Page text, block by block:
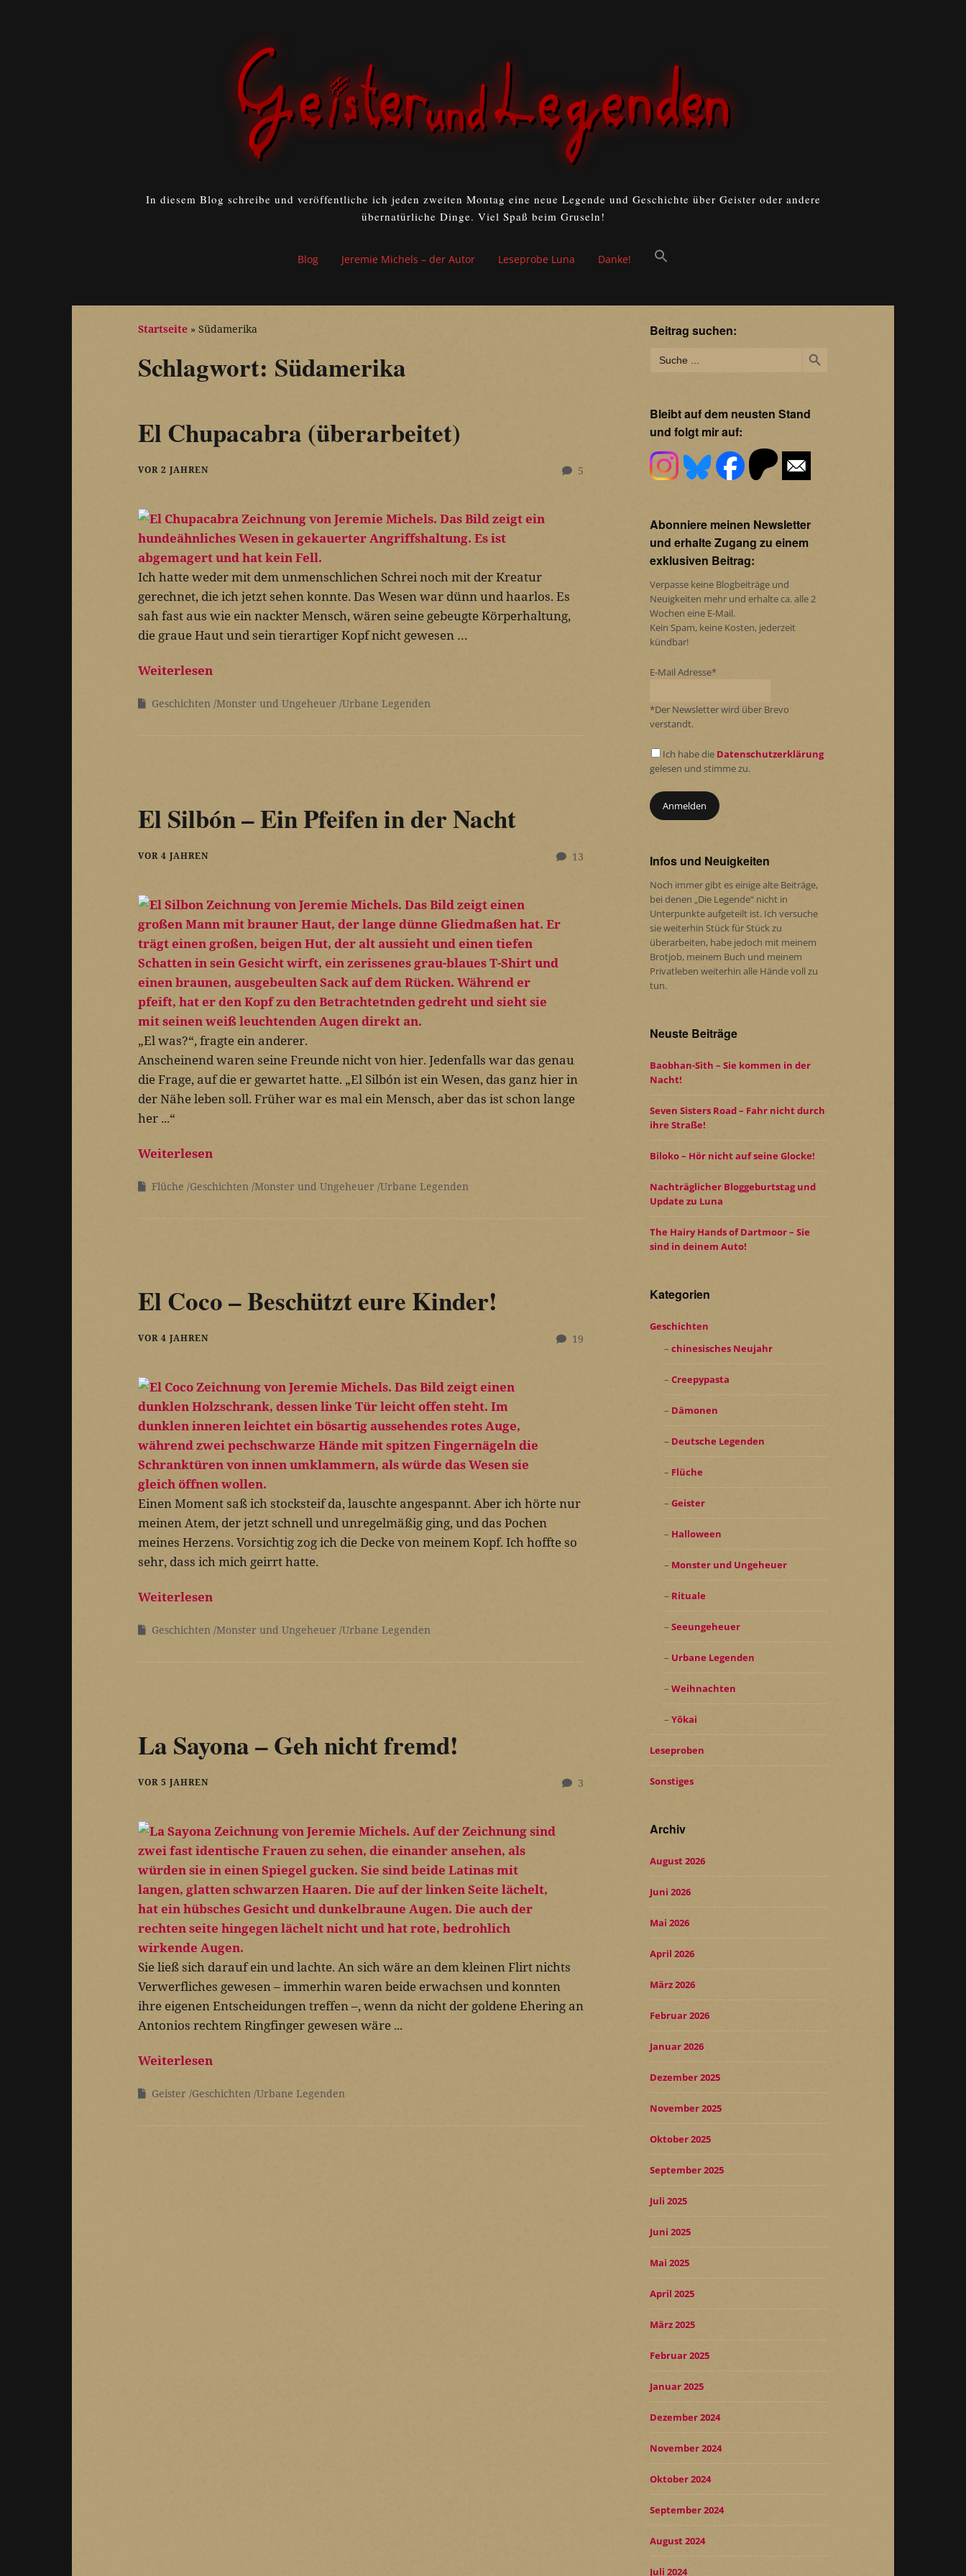
In diesem Blog schreibe und veröffentliche ich jeden zweiten Montag eine neue Legende und Geschichte über Geister oder andere
übernatürliche Dinge. Viel Spaß beim Gruseln!
Blog Jeremie Michels – der Autor Leseprobe Luna Danke!
Startseite » Südamerika
Schlagwort: Südamerika
El Chupacabra (überarbeitet)
5
VOR 2 JAHREN
Ich hatte weder mit dem unmenschlichen Schrei noch mit der Kreatur
gerechnet, die ich jetzt sehen konnte. Das Wesen war dünn und haarlos. Es
sah fast aus wie ein nackter Mensch, wären seine gebeugte Körperhaltung,
die graue Haut und sein tierartiger Kopf nicht gewesen …
Weiterlesen
Geschichten Monster und Ungeheuer Urbane Legenden
El Silbón – Ein Pfeifen in der Nacht
13
VOR 4 JAHREN
„El was?“, fragte ein anderer.
Anscheinend waren seine Freunde nicht von hier. Jedenfalls war das genau
die Frage, auf die er gewartet hatte. „El Silbón ist ein Wesen, das ganz hier in
der Nähe leben soll. Früher war es mal ein Mensch, aber das ist schon lange
her ...“
Weiterlesen
Flüche Geschichten Monster und Ungeheuer Urbane Legenden
El Coco – Beschützt eure Kinder!
19
VOR 4 JAHREN
Einen Moment saß ich stocksteif da, lauschte angespannt. Aber ich hörte nur
meinen Atem, der jetzt schnell und unregelmäßig ging, und das Pochen
meines Herzens. Vorsichtig zog ich die Decke von meinem Kopf. Ich hoffte so
sehr, dass ich mich geirrt hatte.
Weiterlesen
Geschichten Monster und Ungeheuer Urbane Legenden
La Sayona – Geh nicht fremd!
3
VOR 5 JAHREN
Sie ließ sich darauf ein und lachte. An sich wäre an dem kleinen Flirt nichts
Verwerfliches gewesen – immerhin waren beide erwachsen und konnten
ihre eigenen Entscheidungen treffen –, wenn da nicht der goldene Ehering an
Antonios rechtem Ringfinger gewesen wäre ...
Weiterlesen
Geister Geschichten Urbane Legenden
Beitrag suchen:
for:
Bleibt auf dem neusten Stand
und folgt mir auf:
Abonniere meinen Newsletter
und erhalte Zugang zu einem
exklusiven Beitrag:
Verpasse keine Blogbeiträge und
Neuigkeiten mehr und erhalte ca. alle 2
Wochen eine E-Mail.
Kein Spam, keine Kosten, jederzeit
kündbar!
E-Mail Adresse*
*Der Newsletter wird über Brevo
verstandt.
Ich habe die Datenschutzerklärung
gelesen und stimme zu.
Infos und Neuigkeiten
Noch immer gibt es einige alte Beiträge,
bei denen „Die Legende“ nicht in
Unterpunkte aufgeteilt ist. Ich versuche
sie weiterhin Stück für Stück zu
überarbeiten, habe jedoch mit meinem
Brotjob, meinem Buch und meinem
Privatleben weiterhin alle Hände voll zu
tun.
Neuste Beiträge
Baobhan-Sìth – Sie kommen in der
Nacht!
Seven Sisters Road – Fahr nicht durch
ihre Straße!
Biloko – Hör nicht auf seine Glocke!
Nachträglicher Bloggeburtstag und
Update zu Luna
The Hairy Hands of Dartmoor – Sie
sind in deinem Auto!
Kategorien
Geschichten
chinesisches Neujahr
Creepypasta
Dämonen
Deutsche Legenden
Flüche
Geister
Halloween
Monster und Ungeheuer
Rituale
Seeungeheuer
Urbane Legenden
Weihnachten
Yōkai
Leseproben
Sonstiges
Archiv
August 2026
Juni 2026
Mai 2026
April 2026
März 2026
Februar 2026
Januar 2026
Dezember 2025
November 2025
Oktober 2025
September 2025
Juli 2025
Juni 2025
Mai 2025
April 2025
März 2025
Februar 2025
Januar 2025
Dezember 2024
November 2024
Oktober 2024
September 2024
August 2024
Juli 2024